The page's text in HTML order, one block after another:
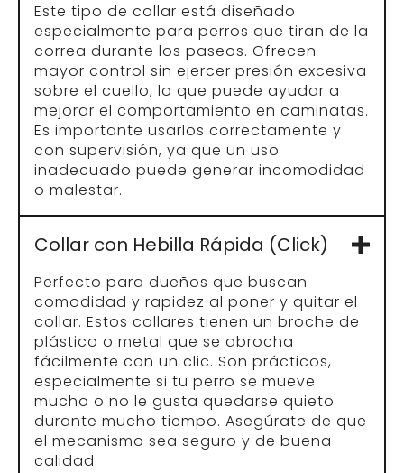
Este tipo de collar está diseñado
especialmente para perros que tiran de la
correa durante los paseos. Ofrecen
mayor control sin ejercer presión excesiva
sobre el cuello, lo que puede ayudar a
mejorar el comportamiento en caminatas.
Es importante usarlos correctamente y
con supervisión, ya que un uso
inadecuado puede generar incomodidad
o malestar.
Collar con Hebilla Rápida (Click)
Perfecto para dueños que buscan
comodidad y rapidez al poner y quitar el
collar. Estos collares tienen un broche de
plástico o metal que se abrocha
fácilmente con un clic. Son prácticos,
especialmente si tu perro se mueve
mucho o no le gusta quedarse quieto
durante mucho tiempo. Asegúrate de que
el mecanismo sea seguro y de buena
calidad.